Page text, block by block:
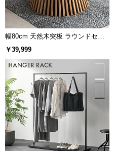
ム
空間を引き締め、お部屋にアク
幅80cm 天然木突板 ラウンドセン
ターテーブル 美しい格子デザイン
￥39,999